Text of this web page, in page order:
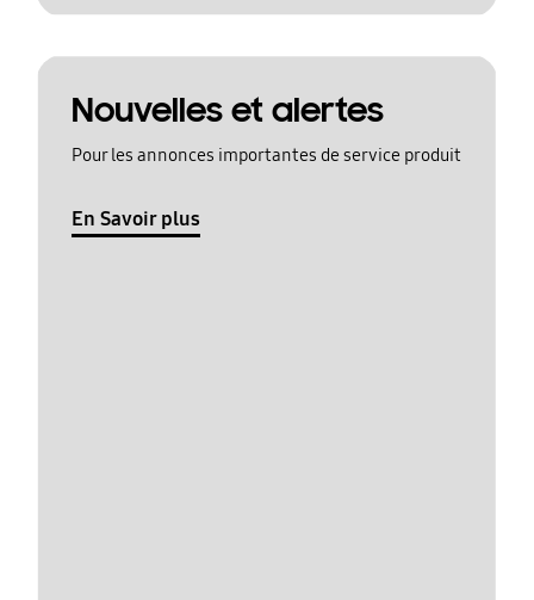
Nouvelles et alertes
Pour les annonces importantes de service produit
En Savoir plus